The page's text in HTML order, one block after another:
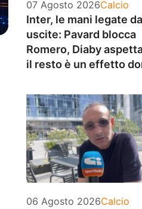
07 Agosto 2026Categorie
Calcio
Inter, le mani legate
uscite: Pavard blocca
Romero, Diaby
il resto è un effetto
06 Agosto 2026Categorie
Calcio